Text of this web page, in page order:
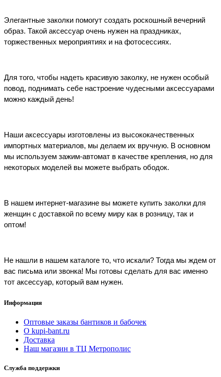
Элегантные заколки помогут создать роскошный вечерний
образ. Такой аксессуар очень нужен на праздниках,
торжественных мероприятиях и на фотосессиях.
Для того, чтобы надеть красивую заколку, не нужен особый
повод, поднимать себе настроение чудесными аксессуарами
можно каждый день!
Наши аксессуары изготовлены из высококачественных
импортных материалов, мы делаем их вручную. В основном
мы используем зажим-автомат в качестве крепления, но для
некоторых моделей вы можете выбрать ободок.
В нашем интернет-магазине вы можете купить заколки для
женщин с доставкой по всему миру как в розницу, так и
оптом!
Не нашли в нашем каталоге то, что искали? Тогда мы ждем от
вас письма или звонка! Мы готовы сделать для вас именно
тот аксессуар, который вам нужен.
Информация
Оптовые заказы бантиков и бабочек
О kupi-bant.ru
Доставка
Наш магазин в ТЦ Метрополис
Служба поддержки